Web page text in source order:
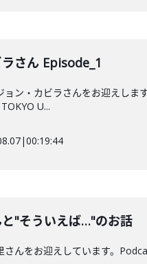
さん Episode_1
ン・カビラさんをお迎えしま
U...
|00:19:44
"そういえば…"のお話
さんをお迎えしています。